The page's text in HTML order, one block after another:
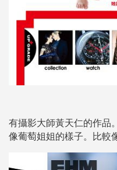
有攝影大師黃天仁的作品
像葡萄姐姐的樣子。比較